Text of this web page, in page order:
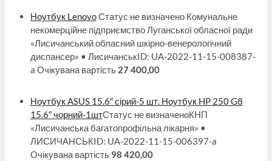
Ноутбук LenovoСтатус не визначено Комунальне
некомерційне підприємство Луганської обласної ради
«Лисичанський обласний шкірно-венерологічний
диспансер» • ЛисичанськID: UA-2022-11-15-008387-
a Очікувана вартість 27 400,00
Ноутбук ASUS 15.6″ сірий-5 шт. Ноутбук HP 250 G8
15.6″ чорний-1штСтатус не визначеноКНП
«Лисичанська багатопрофільна лікарня» •
ЛИСИЧАНСЬКID: UA-2022-11-15-006397-a
Очікувана вартість 98 420,00